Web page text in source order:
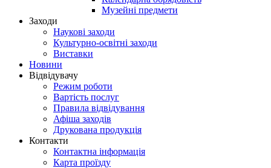
Музейні предмети
Заходи
Наукові заходи
Культурно-освітні заходи
Виставки
Новини
Відвідувачу
Режим роботи
Вартість послуг
Правила відвідування
Афіша заходів
Друкована продукція
Контакти
Контактна інформація
Карта проїзду